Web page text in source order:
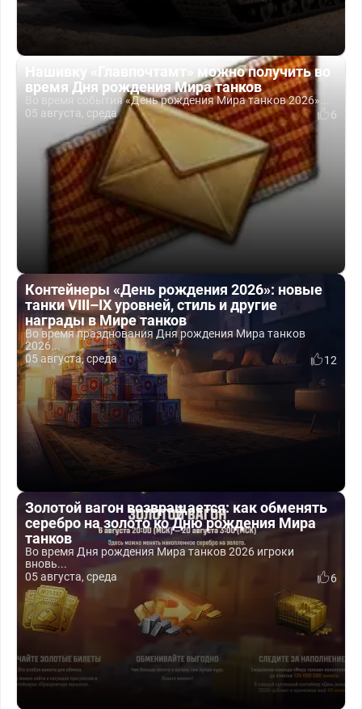
Нашивку «Главпочтамт» можно получить во
время Дня рождения Мира танков
Во время события «День рождения Мира танков 2026»...
05 августа, среда
6
Контейнеры «День рождения 2026»: новые
танки VIII–IX уровней, стиль и другие
награды в Мире танков
Во время празднования Дня рождения Мира танков
2026...
05 августа, среда
12
Золотой вагон возвращается: как обменять
серебро на золото ко Дню рождения Мира
танков
Во время Дня рождения Мира танков 2026 игроки
вновь...
05 августа, среда
6